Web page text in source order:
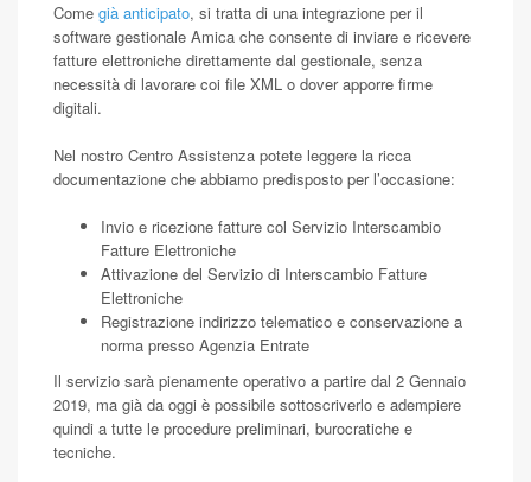
Come già anticipato, si tratta di una integrazione per il
software gestionale Amica che consente di inviare e ricevere
fatture elettroniche direttamente dal gestionale, senza
necessità di lavorare coi file XML o dover apporre firme
digitali.
Nel nostro Centro Assistenza potete leggere la ricca
documentazione che abbiamo predisposto per l’occasione:
Invio e ricezione fatture col Servizio Interscambio
Fatture Elettroniche
Attivazione del Servizio di Interscambio Fatture
Elettroniche
Registrazione indirizzo telematico e conservazione a
norma presso Agenzia Entrate
Il servizio sarà pienamente operativo a partire dal 2 Gennaio
2019, ma già da oggi è possibile sottoscriverlo e adempiere
quindi a tutte le procedure preliminari, burocratiche e
tecniche.